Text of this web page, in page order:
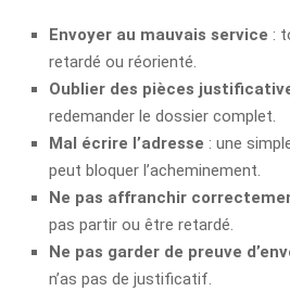
Envoyer au mauvais service :
retardé ou réorienté.
Oublier des pièces
redemander le dossier complet.
Mal écrire l’adresse : une
peut bloquer l’acheminement.
Ne pas affranchir
pas partir ou être retardé.
Ne pas garder de preuve
n’as pas de justificatif.